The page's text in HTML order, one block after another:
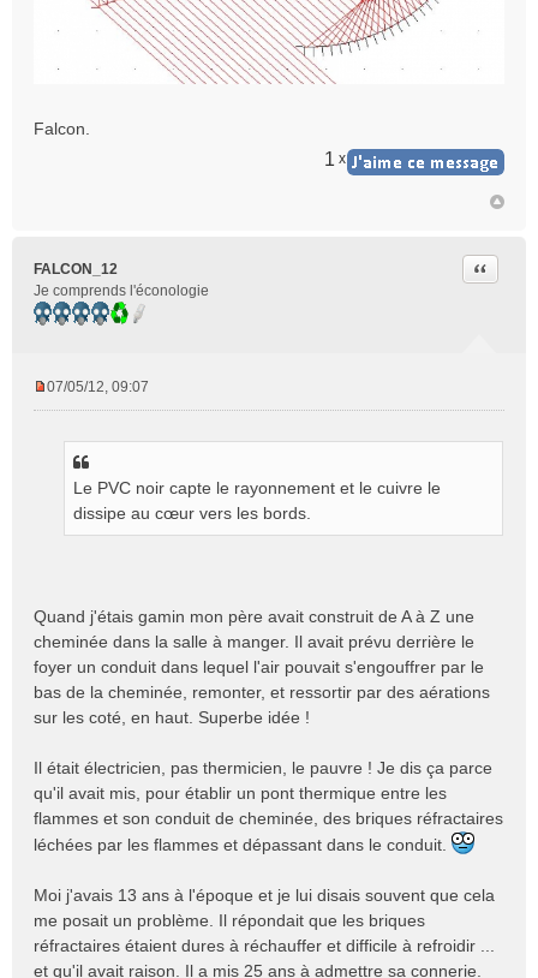
Falcon.
1 x
FALCON_12
Je comprends l'éconologie
Citer
l
u
07/05/12, 09:07
Le PVC noir capte le rayonnement et le cuivre le
dissipe au cœur vers les bords.
Quand j'étais gamin mon père avait construit de A à Z une
cheminée dans la salle à manger. Il avait prévu derrière le
foyer un conduit dans lequel l'air pouvait s'engouffrer par le
bas de la cheminée, remonter, et ressortir par des aérations
sur les coté, en haut. Superbe idée !
Il était électricien, pas thermicien, le pauvre ! Je dis ça parce
qu'il avait mis, pour établir un pont thermique entre les
flammes et son conduit de cheminée, des briques réfractaires
léchées par les flammes et dépassant dans le conduit.
Moi j'avais 13 ans à l'époque et je lui disais souvent que cela
me posait un problème. Il répondait que les briques
réfractaires étaient dures à réchauffer et difficile à refroidir ...
et qu'il avait raison. Il a mis 25 ans à admettre sa connerie.